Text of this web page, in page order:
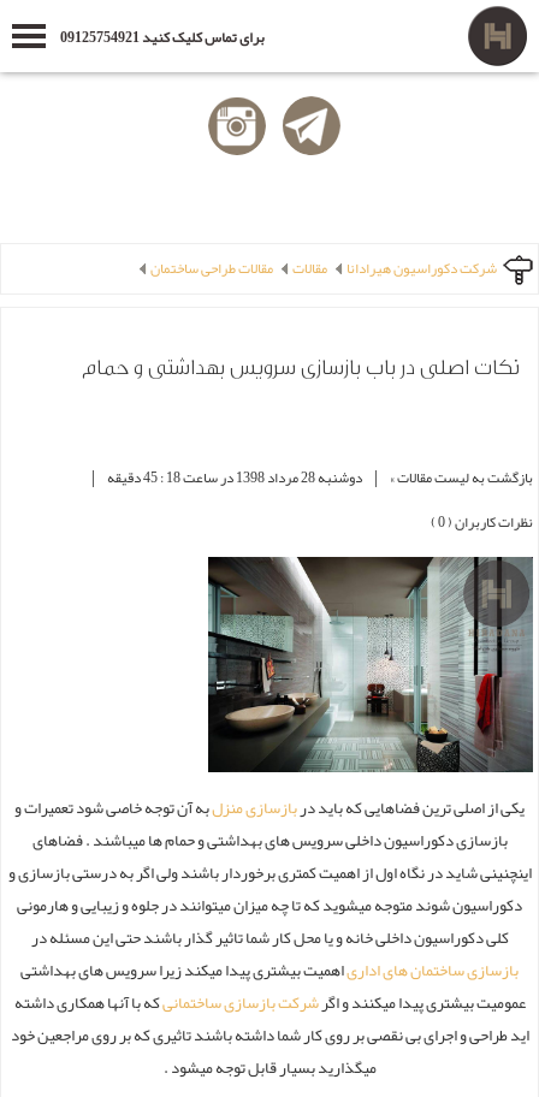
برای تماس کلیک کنید 09125754921
شرکت دکوراسیون هیرادانا مقالات مقالات طراحی ساختمان
نکات اصلی در باب بازسازی سرویس بهداشتی و حمام
بازگشت به لیست مقالات » | دوشنبه 28 مرداد 1398 در ساعت 18 : 45 دقیقه |
نظرات کاربران ( 0 )
یکی از اصلی ترین فضاهایی که باید دربازسازی منزلبه آن توجه خاصی شود تعمیرات و
بازسازی دکوراسیون داخلی سرویس های بهداشتی و حمام ها میباشند . فضاهای
اینچنینی شاید در نگاه اول از اهمیت کمتری برخوردار باشند ولی اگر به درستی بازسازی و
دکوراسیون شوند متوجه میشوید که تا چه میزان میتوانند در جلوه و زیبایی و هارمونی
کلی دکوراسیون داخلی خانه و یا محل کار شما تاثیر گذار باشند حتی این مسئله در
بازسازی ساختمان های اداریاهمیت بیشتری پیدا میکند زیرا سرویس های بهداشتی
عمومیت بیشتری پیدا میکنند و اگرشرکت بازسازی ساختمانیکه با آنها همکاری داشته
اید طراحی و اجرای بی نقصی بر روی کار شما داشته باشند تاثیری که بر روی مراجعین خود
میگذارید بسیار قابل توجه میشود .